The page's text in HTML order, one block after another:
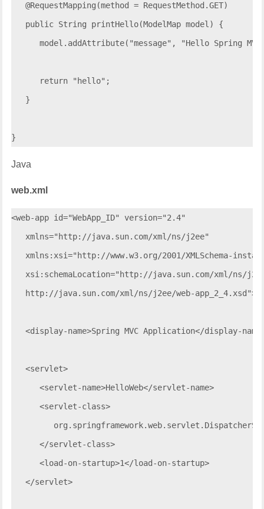
   @RequestMapping(method = RequestMethod.GET)
   public String printHello(ModelMap model) {
model.addAttribute("message", "Hello Spring
      return "hello";
   }
Java
web.xml
<web-app id="WebApp_ID" version="2.4"
   xmlns="http://java.sun.com/xml/ns/j2ee"
xmlns:xsi="http://www.w3.org/2001/XMLSchema-
xsi:schemaLocation="http://java.sun.com/xml/ns/
   http://java.sun.com/xml/ns/j2ee/web-app_2_4.xsd">
<display-name>Spring MVC Application</display-
   <servlet>
      <servlet-name>HelloWeb</servlet-name>
      <servlet-class>
      </servlet-class>
      <load-on-startup>1</load-on-startup>
   </servlet>